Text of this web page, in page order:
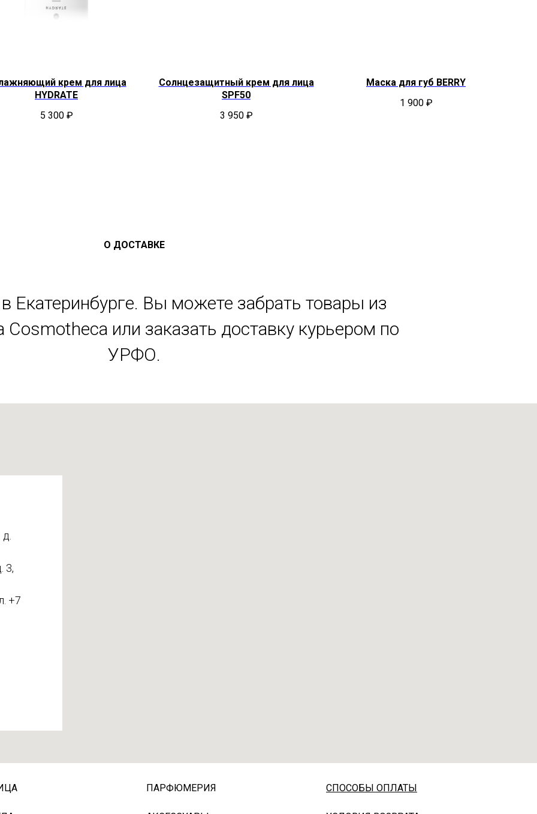
крем для лица
HYDRATE
5 300 ₽
Солнцезащитный крем для лица
SPF50
3 950 ₽
Маска для губ BERRY
1 900 ₽
О ДОСТАВКЕ
Екатеринбурге. Вы можете забрать товары из
или заказать доставку курьером по
УРФО.
д.
3,
+7
ПАРФЮМЕРИЯ СПОСОБЫ ОПЛАТЫ